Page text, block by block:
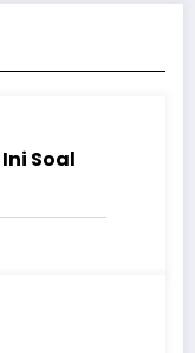
Soal